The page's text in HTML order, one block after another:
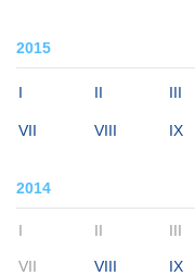
2015
I II III
VII VIII IX
2014
I II III
VII VIII IX